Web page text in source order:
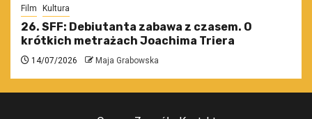
Film Kultura
26. SFF: Debiutanta zabawa z czasem. O
krótkich metrażach Joachima Triera
14/07/2026 Maja Grabowska